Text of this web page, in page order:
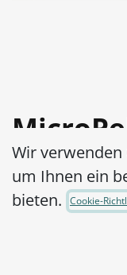
Wir verwenden
um Ihnen ein
bieten.
Cookie-